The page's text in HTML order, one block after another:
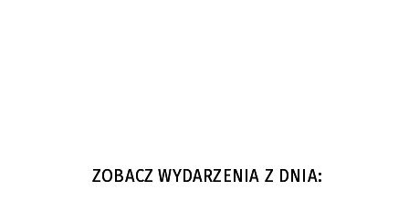
ZOBACZ WYDARZENIA Z DNIA: